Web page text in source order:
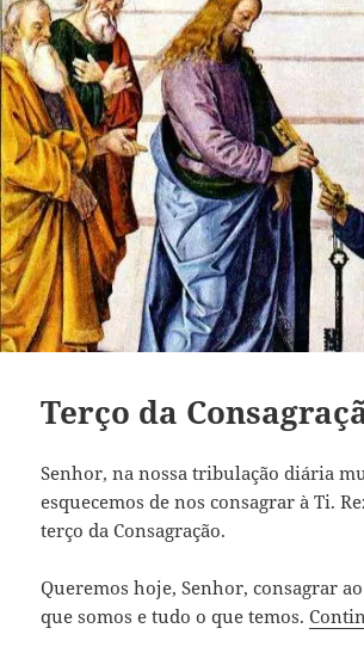
Terço da
Senhor, na nossa tribulação diária
esquecemos de nos consagrar à Ti.
terço da Consagração.
Queremos hoje, Senhor, consagrar
que somos e tudo o que temos.